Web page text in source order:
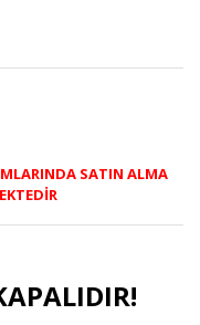
SATIN ALMA